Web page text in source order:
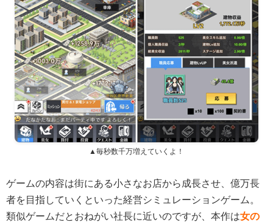
▲毎秒数千万増えていくよ！
ゲームの内容は街にある小さなお店から成長させ、億万長
者を目指していくといった経営シミュレーションゲーム。
類似ゲームだとおねがい社長に近いのですが、本作は女の